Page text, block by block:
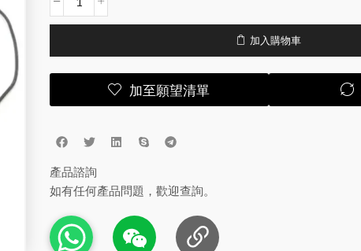
加入購物車
加至願望清單
產品諮詢
如有任何產品問題，歡迎查詢。